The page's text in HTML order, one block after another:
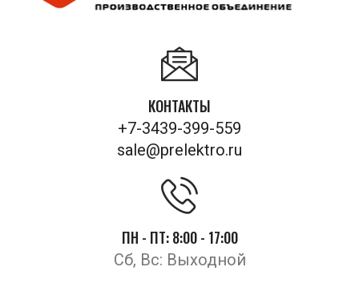
КОНТАКТЫ
+7-3439-399-559
sale@prelektro.ru
ПН - ПТ: 8:00 - 17:00
Сб, Вс: Выходной